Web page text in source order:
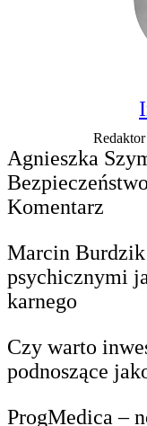
Agnieszka
Komentarz
Marcin Burdzik
psychicznymi
karnego
Czy warto
podnoszące
ProgMedica –